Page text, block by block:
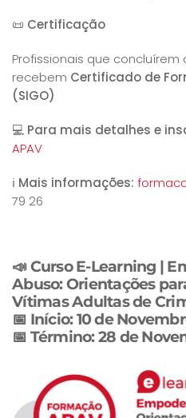
📜 Certificação
Profissionais que
recebem Certificado de
(SIGO)
💻 Para mais detalhes e
APAV
ℹ️ Mais informações:
79 26
📣Curso E-Learning |
Abuso: Orientações
Vítimas Adultas de
📅 Início:10 de
📅 Término:28 de